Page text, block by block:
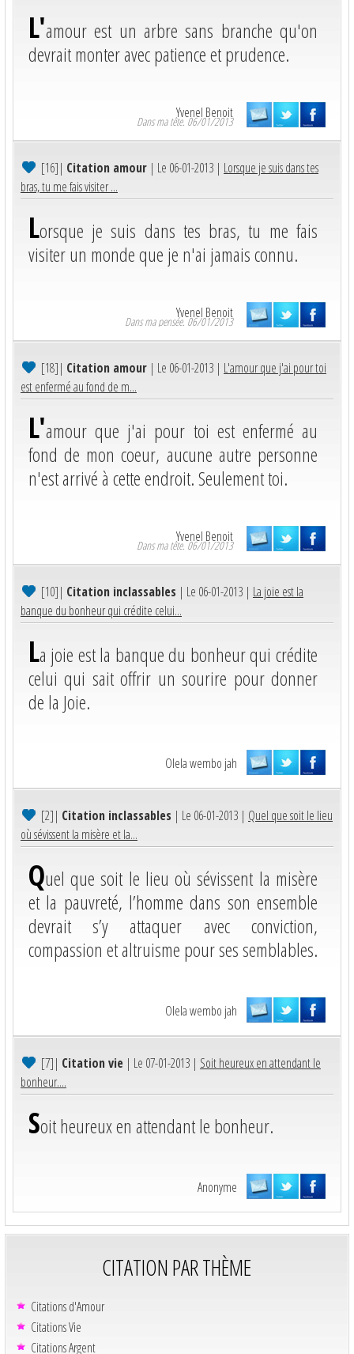
L'amour est un arbre sans branche qu'on
devrait monter avec patience et prudence.
Yvenel Benoit
Dans ma tête. 06/01/2013
[16]| Citation amour | Le 06-01-2013 | Lorsque je suis dans tes
bras, tu me fais visiter ...
Lorsque je suis dans tes bras, tu me fais
visiter un monde que je n'ai jamais connu.
Yvenel Benoit
Dans ma pensée. 06/01/2013
[18]| Citation amour | Le 06-01-2013 | L'amour que j'ai pour toi
est enfermé au fond de m...
L'amour que j'ai pour toi est enfermé au
fond de mon coeur, aucune autre personne
n'est arrivé à cette endroit. Seulement toi.
Yvenel Benoit
Dans ma tête. 06/01/2013
[10]| Citation inclassables | Le 06-01-2013 | La joie est la
banque du bonheur qui crédite celui...
La joie est la banque du bonheur qui crédite
celui qui sait offrir un sourire pour donner
de la Joie.
Olela wembo jah
[2]| Citation inclassables | Le 06-01-2013 | Quel que soit le lieu
où sévissent la misère et la...
Quel que soit le lieu où sévissent la misère
et la pauvreté, l’homme dans son ensemble
devrait s’y attaquer avec conviction,
compassion et altruisme pour ses semblables.
Olela wembo jah
[7]| Citation vie | Le 07-01-2013 | Soit heureux en attendant le
bonheur....
Soit heureux en attendant le bonheur.
Anonyme
CITATION PAR THÈME
Citations d'Amour
Citations Vie
Citations Argent